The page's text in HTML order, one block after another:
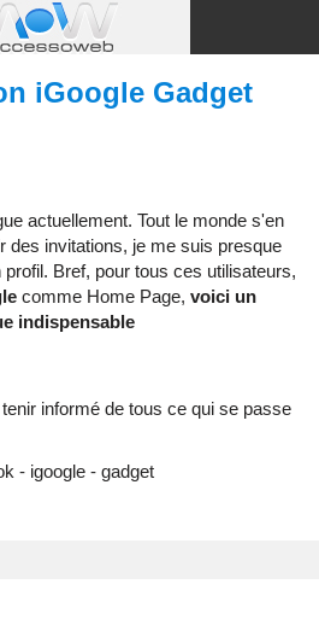
iGoogle Gadget
actuellement. Tout le monde s'en
des invitations, je me suis presque
Bref, pour tous ces utilisateurs,
comme Home Page, voici un
indispensable
informé de tous ce qui se passe
- igoogle - gadget